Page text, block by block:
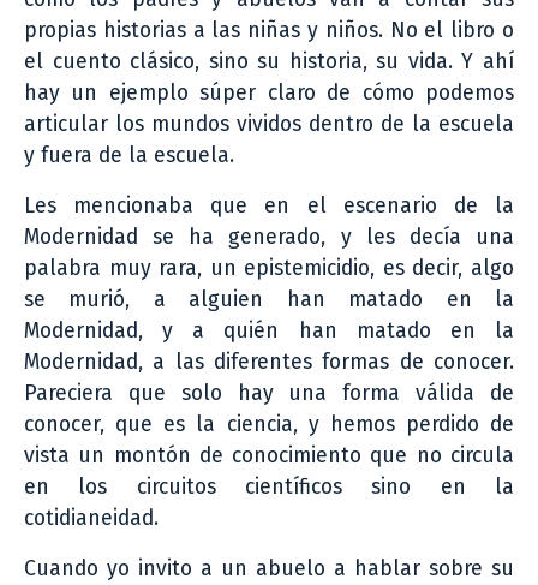
propias historias a las niñas y niños. No el libro o
el cuento clásico, sino su historia, su vida. Y ahí
hay un ejemplo súper claro de cómo podemos
articular los mundos vividos dentro de la escuela
y fuera de la escuela.
Les mencionaba que en el escenario de la
Modernidad se ha generado, y les decía una
palabra muy rara, un epistemicidio, es decir, algo
se murió, a alguien han matado en la
Modernidad, y a quién han matado en la
Modernidad, a las diferentes formas de conocer.
Pareciera que solo hay una forma válida de
conocer, que es la ciencia, y hemos perdido de
vista un montón de conocimiento que no circula
en los circuitos científicos sino en la
cotidianeidad.
Cuando yo invito a un abuelo a hablar sobre su